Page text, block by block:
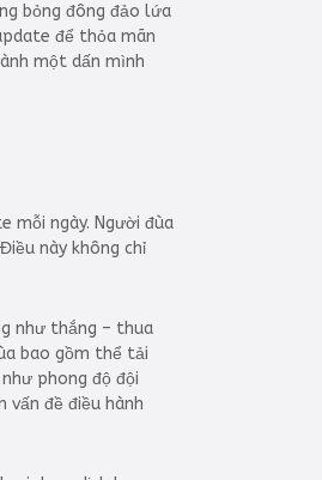
bỏng đông đảo lứa
để thỏa mãn
một dấn mình
mỗi ngày. Người đùa
này không chỉ
như thắng – thua
bao gồm thể tải
phong độ đội
vấn đề điều hành